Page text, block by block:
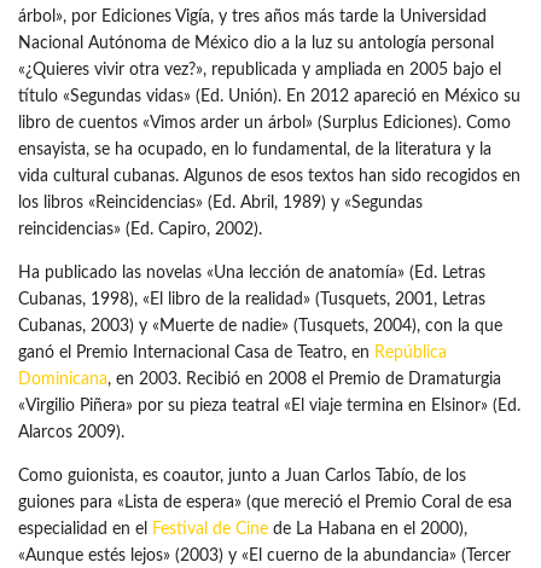
árbol», por Ediciones Vigía, y tres años más tarde la Universidad
Nacional Autónoma de México dio a la luz su antología personal
«¿Quieres vivir otra vez?», republicada y ampliada en 2005 bajo el
título «Segundas vidas» (Ed. Unión). En 2012 apareció en México su
libro de cuentos «Vimos arder un árbol» (Surplus Ediciones). Como
ensayista, se ha ocupado, en lo fundamental, de la literatura y la
vida cultural cubanas. Algunos de esos textos han sido recogidos en
los libros «Reincidencias» (Ed. Abril, 1989) y «Segundas
reincidencias» (Ed. Capiro, 2002).
Ha publicado las novelas «Una lección de anatomía» (Ed. Letras
Cubanas, 1998), «El libro de la realidad» (Tusquets, 2001, Letras
Cubanas, 2003) y «Muerte de nadie» (Tusquets, 2004), con la que
ganó el Premio Internacional Casa de Teatro, en República
Dominicana, en 2003. Recibió en 2008 el Premio de Dramaturgia
«Virgilio Piñera» por su pieza teatral «El viaje termina en Elsinor» (Ed.
Alarcos 2009).
Como guionista, es coautor, junto a Juan Carlos Tabío, de los
guiones para «Lista de espera» (que mereció el Premio Coral de esa
especialidad en el
Festival de Cine de La Habana en el 2000),
«Aunque estés lejos» (2003) y «El cuerno de la abundancia» (Tercer